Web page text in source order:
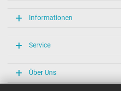
Informationen
Service
Über Uns